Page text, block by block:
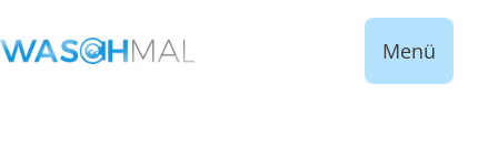
Menü